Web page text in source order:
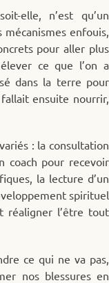
elle, n’est qu’un
enfouis,
pour aller plus
ce que l’on a
dans la terre pour
ensuite nourrir,
: la consultation
coach pour recevoir
la lecture d’un
spirituel
réaligner l’être tout
ce qui ne va pas,
nos blessures en